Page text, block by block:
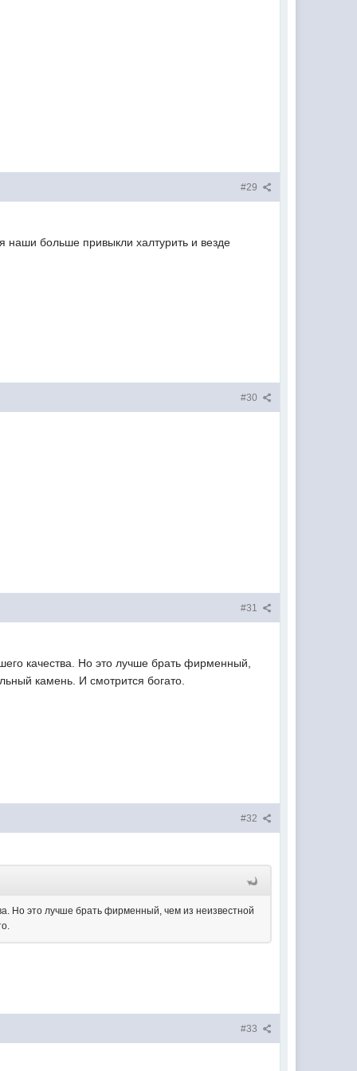
#29
наши больше привыкли халтурить и везде
#30
#31
качества. Но это лучше брать фирменный,
камень. И смотрится богато.
#32
Но это лучше брать фирменный, чем из неизвестной
#33